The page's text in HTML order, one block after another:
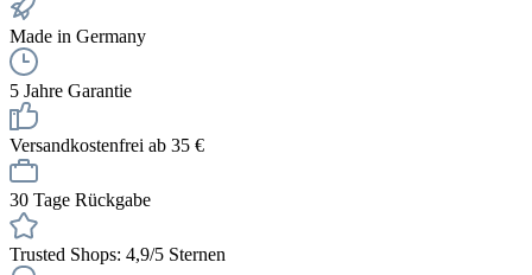
Made in Germany
5 Jahre Garantie
Versandkostenfrei ab 35 €
30 Tage Rückgabe
Trusted Shops: 4,9/5 Sternen